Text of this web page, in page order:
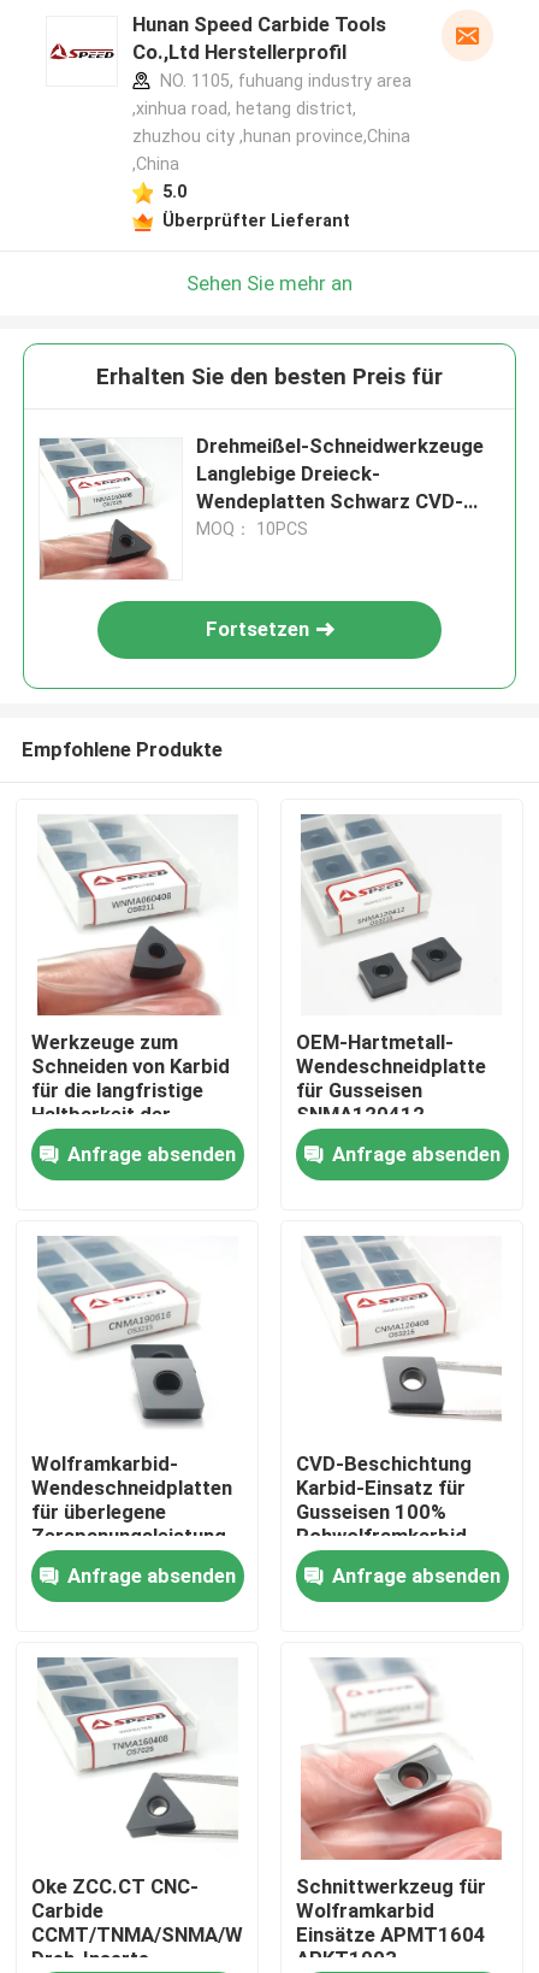
Startseite
Produkte
Über uns
Fabrik Tour
Qualitätskontrolle
Kontakt
Nachrichten
Alle Fälle
Karbid-Prägeeinsatz
Hunan Speed Carbide Tools
Co.,Ltd Herstellerprofil
NO. 1105, fuhuang industry area
,xinhua road, hetang district,
zhuzhou city ,hunan province,China
,China
5.0
Überprüfter Lieferant
Sehen Sie mehr an
Erhalten Sie den besten Preis für
Drehmeißel-Schneidwerkzeuge
Langlebige Dreieck-
Wendeplatten Schwarz CVD-
Beschichtung TNMA160408
MOQ： 10PCS
Fortsetzen
Empfohlene Produkte
Werkzeuge zum
Schneiden von Karbid
für die langfristige
Haltbarkeit der
Drehmaschine
WNMA060408 WNMA
Anfrage absenden
OEM-Hartmetall-
Wendeschneidplatte
für Gusseisen
SNMA120412
Drehwerkzeug
Anfrage absenden
Wolframkarbid-
Wendeschneidplatten
für überlegene
Zerspanungsleistung
CNMA190616 CNMA
Anfrage absenden
CVD-Beschichtung
Karbid-Einsatz für
Gusseisen 100%
Rohwolframkarbid
CNMA120408
CNMA120412
Anfrage absenden
Oke ZCC.CT CNC-
Carbide
CCMT/TNMA/SNMA/WNMA
Dreh-Inserte
Schnittwerkzeug für
Wolframkarbid
Einsätze APMT1604
APKT1003